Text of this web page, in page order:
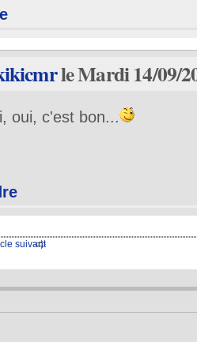
le Mardi 14/09/
oui, c'est bon...
suivant